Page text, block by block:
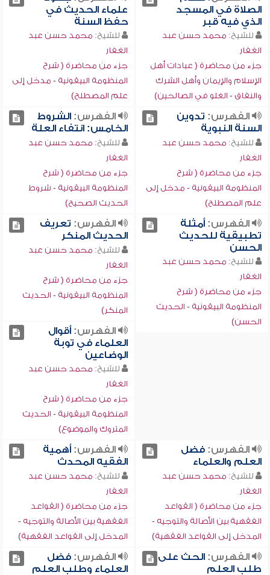
الصلاة في المسجد
الذي فيه قبر
للشيخ: محمد حسن عبد
الغفار
جزء من محاضرة ( عبادات أهل
الإسلام والإيمان وأهل الشرك
والنفاق - الغلو في الصالحين)
علماء الحديث في
حفظ السنة
للشيخ: محمد حسن عبد
الغفار
جزء من محاضرة ( شرح
المنظومة البيقونية - مدخل إلى
علم المصطلح)
الفهرس: تدوين
السنة النبوية
للشيخ: محمد حسن عبد
الغفار
جزء من محاضرة ( شرح
المنظومة البيقونية - مدخل إلى
علم المصطلح)
الفهرس:الشروط
الخامس: انتفاء العلة
للشيخ: محمد حسن عبد
الغفار
جزء من محاضرة ( شرح
المنظومة البيقونية - شروط
الحديث الصحيح)
الفهرس:أمثلة
تطبيقية للحديث
الحسن
للشيخ: محمد حسن عبد
الغفار
جزء من محاضرة ( شرح
المنظومة البيقونية - الحديث
الحسن)
الفهرس: تعريف
الحديث المنكر
للشيخ: محمد حسن عبد
الغفار
جزء من محاضرة ( شرح
المنظومة البيقونية - الحديث
المنكر)
الفهرس:أقوال
العلماء في توبة
الوضاعين
للشيخ: محمد حسن عبد
الغفار
جزء من محاضرة ( شرح
المنظومة البيقونية - الحديث
المتروك والموضوع)
الفهرس:فضل
العلم والعلماء
للشيخ: محمد حسن عبد
الغفار
جزء من محاضرة ( القواعد
الفقهية بين الأصالة والتوجيه -
المدخل إلى القواعد الفقهية)
الفهرس:أهمية
الفقيه المحدث
للشيخ: محمد حسن عبد
الغفار
جزء من محاضرة ( القواعد
الفقهية بين الأصالة والتوجيه -
المدخل إلى القواعد الفقهية)
الفهرس:الحث على
طلب العلم
الفهرس:فضل
العلماء وطلب العلم